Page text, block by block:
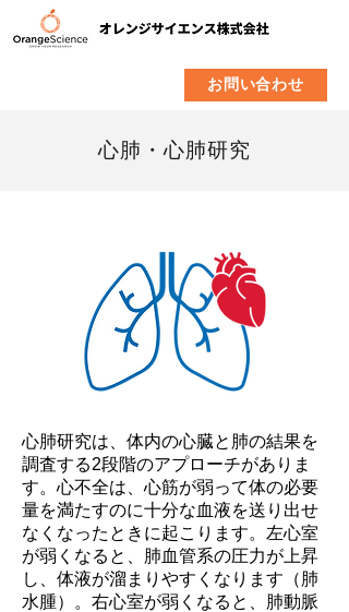
お問い合わせ
心肺・心肺研究
心肺研究は、体内の心臓と肺の結果を
調査する2段階のアプローチがありま
す。心不全は、心筋が弱って体の必要
量を満たすのに十分な血液を送り出せ
なくなったときに起こります。左心室
が弱くなると、肺血管系の圧力が上昇
し、体液が溜まりやすくなります（肺
水腫）。右心室が弱くなると、肺動脈